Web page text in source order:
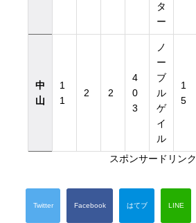
タ
ー
中
山
1
1
2 2
4
0
3
ノ
ー
ブ
ル
ゲ
イ
ル
1
5
スポンサードリンク